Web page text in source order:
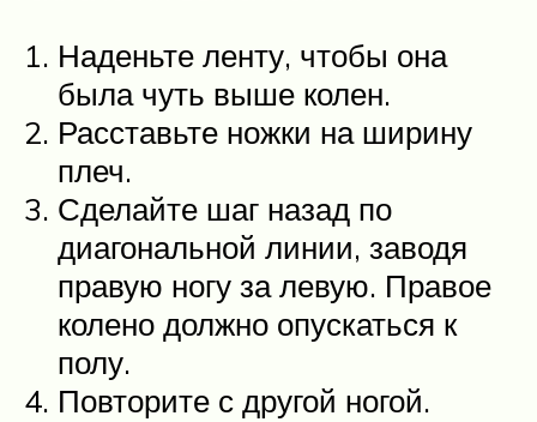
Наденьте ленту, чтобы она
была чуть выше колен.
Расставьте ножки на ширину
плеч.
Сделайте шаг назад по
диагональной линии, заводя
правую ногу за левую. Правое
колено должно опускаться к
полу.
Повторите с другой ногой.